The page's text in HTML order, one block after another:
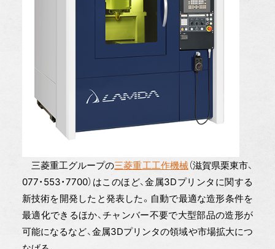
三菱重工グループの三菱重工工作機械（滋賀県栗東市、
077・553・7700）はこのほど、金属3Dプリンタに関する
新技術を開発したと発表した。自動で最適な造形条件を
最適化できるほか、チャンバー不要で大型部品の造形が
可能になるなど、金属3Dプリンタの領域や市場拡大につ